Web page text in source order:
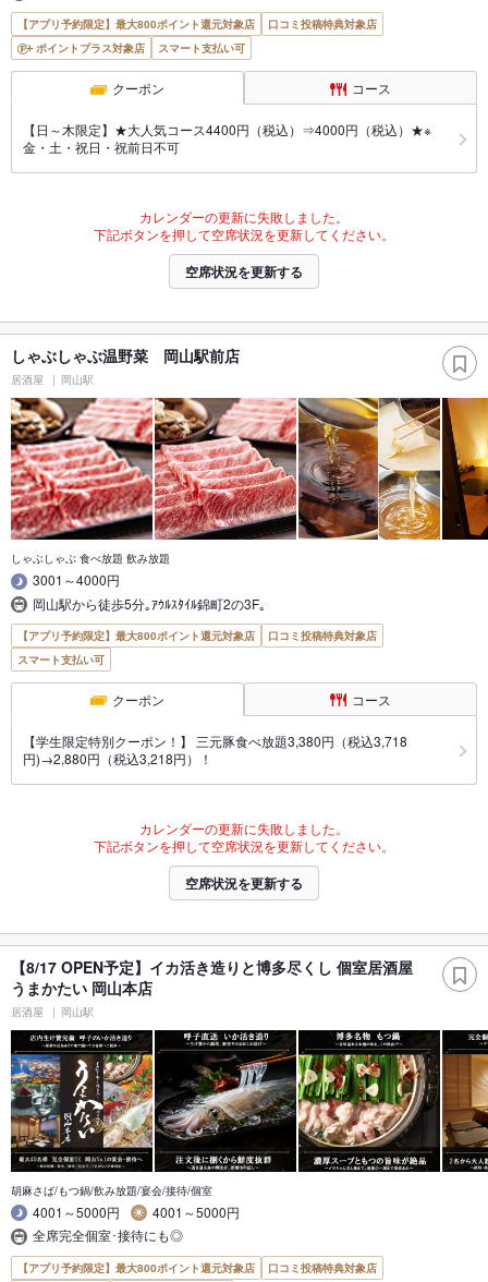
【アプリ予約限定】最大800ポイント還元対象店
口コミ投稿特典対象店
ポイントプラス対象店
スマート支払い可
クーポン コース
【日～木限定】★大人気コース4400円（税込）⇒4000円（税込）★※
金・土・祝日・祝前日不可
カレンダーの更新に失敗しました。
下記ボタンを押して空席状況を更新してください。
空席状況を更新する
しゃぶしゃぶ温野菜 岡山駅前店
居酒屋 岡山駅
しゃぶしゃぶ 食べ放題 飲み放題
3001～4000円
岡山駅から徒歩5分｡ｱｳﾙｽﾀｲﾙ錦町2の3F｡
【アプリ予約限定】最大800ポイント還元対象店
口コミ投稿特典対象店
スマート支払い可
クーポン コース
【学生限定特別クーポン！】 三元豚食べ放題3,380円（税込3,718
円)→2,880円（税込3,218円）！
カレンダーの更新に失敗しました。
下記ボタンを押して空席状況を更新してください。
空席状況を更新する
【8/17 OPEN予定】イカ活き造りと博多尽くし 個室居酒屋
うまかたい 岡山本店
居酒屋 岡山駅
胡麻さば/もつ鍋/飲み放題/宴会/接待/個室
4001～5000円
4001～5000円
全席完全個室･接待にも◎
【アプリ予約限定】最大800ポイント還元対象店
口コミ投稿特典対象店